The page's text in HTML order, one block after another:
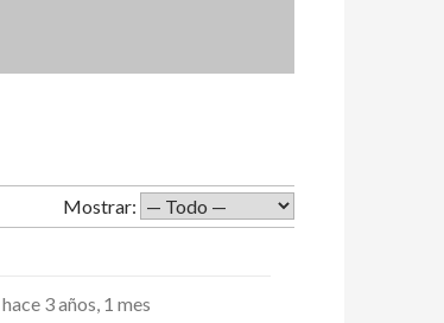
Mostrar:
hace 3 años, 1 mes